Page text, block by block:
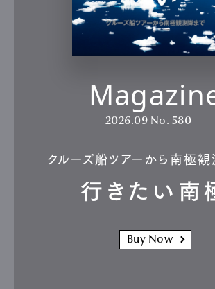
2026.09 No. 580
クルーズ船ツアーから南極観
行きたい南
Buy Now